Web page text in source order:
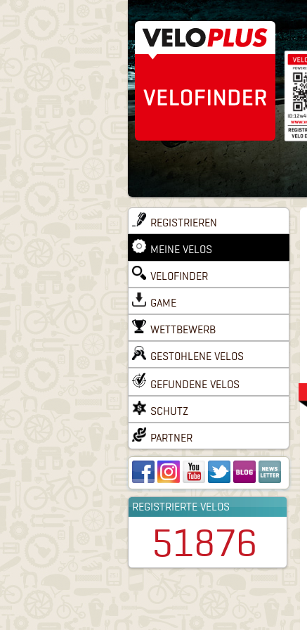
REGISTRIEREN
MEINE VELOS
VELOFINDER
GAME
WETTBEWERB
GESTOHLENE VELOS
GEFUNDENE VELOS
SCHUTZ
PARTNER
REGISTRIERTE VELOS
51876